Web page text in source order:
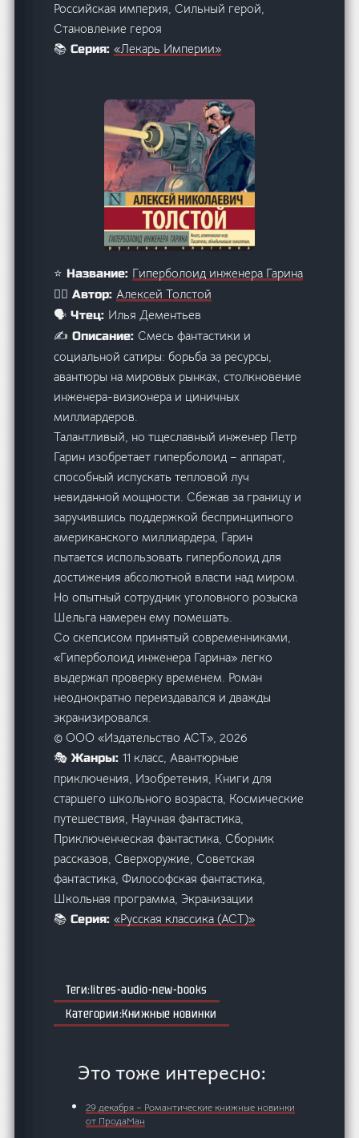
Российская империя, Сильный герой,
Становление героя
📚 Серия:«Лекарь Империи»
⭐ Название: Гиперболоид инженера Гарина
🙋‍♂️ Автор: Алексей Толстой
🗣️ Чтец: Илья Дементьев
✍️ Описание:Смесь фантастики и
социальной сатиры: борьба за ресурсы,
авантюры на мировых рынках, столкновение
инженера-визионера и циничных
миллиардеров.
Талантливый, но тщеславный инженер Петр
Гарин изобретает гиперболоид – аппарат,
способный испускать тепловой луч
невиданной мощности. Сбежав за границу и
заручившись поддержкой беспринципного
американского миллиардера, Гарин
пытается использовать гиперболоид для
достижения абсолютной власти над миром.
Но опытный сотрудник уголовного розыска
Шельга намерен ему помешать.
Со скепсисом принятый современниками,
«Гиперболоид инженера Гарина» легко
выдержал проверку временем. Роман
неоднократно переиздавался и дважды
экранизировался.
© ООО «Издательство АСТ», 2026
🎭 Жанры:11 класс, Авантюрные
приключения, Изобретения, Книги для
старшего школьного возраста, Космические
путешествия, Научная фантастика,
Приключенческая фантастика, Сборник
рассказов, Сверхоружие, Советская
фантастика, Философская фантастика,
Школьная программа, Экранизации
📚 Серия:«Русская классика (АСТ)»
litres-audio-new-books
Книжные новинки
Это тоже интересно:
29 декабря – Романтические книжные новинки
от ПродаМан